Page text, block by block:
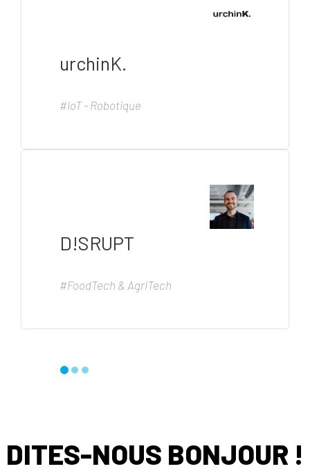
urchinK.
#IoT - Robotique
D!SRUPT
#FoodTech & AgriTech
DITES-NOUS BONJOUR !